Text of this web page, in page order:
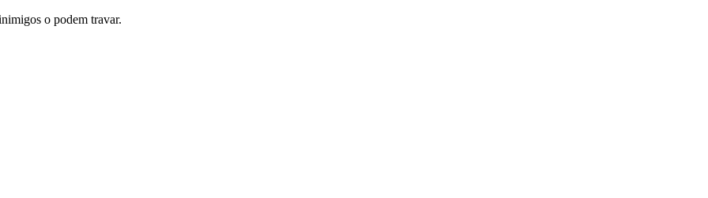
o podem travar.